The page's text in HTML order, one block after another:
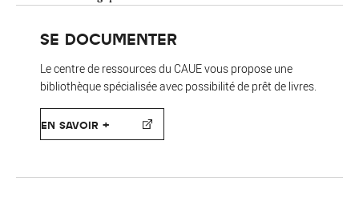
SE DOCUMENTER
Le centre de ressources du CAUE vous propose une
bibliothèque spécialisée avec possibilité de prêt de livres.
EN SAVOIR +